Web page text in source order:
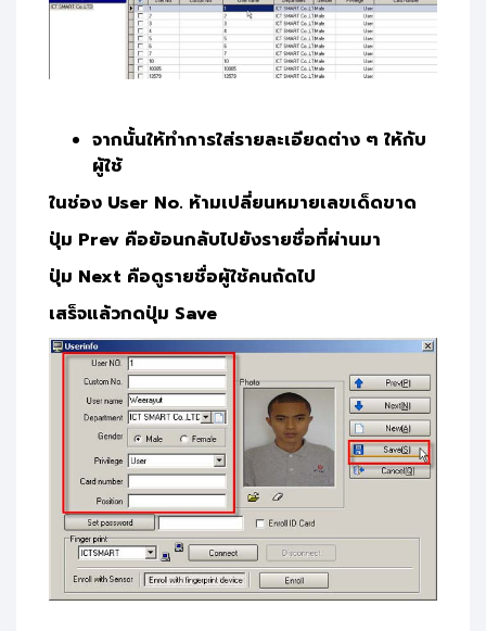
จากนั้นให้ทำการใส่รายละเอียดต่าง ๆ ให้กับ
ผู้ใช้
ในช่อง User No. ห้ามเปลี่ยนหมายเลขเด็ดขาด
ปุ่ม Prev คือย้อนกลับไปยังรายชื่อที่ผ่านมา
ปุ่ม Next คือดูรายชื่อผู้ใช้คนถัดไป
เสร็จแล้วกดปุ่ม Save